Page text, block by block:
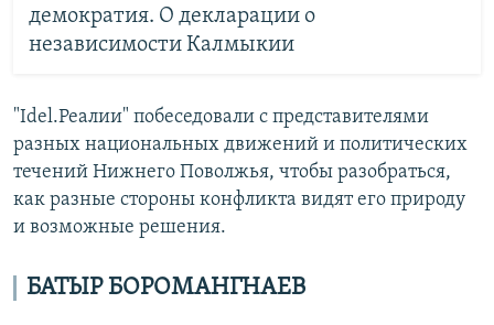
демократия. О декларации о
независимости Калмыкии
"Idel.Реалии" побеседовали с представителями
разных национальных движений и политических
течений Нижнего Поволжья, чтобы разобраться,
как разные стороны конфликта видят его природу
и возможные решения.
БАТЫР БОРОМАНГНАЕВ